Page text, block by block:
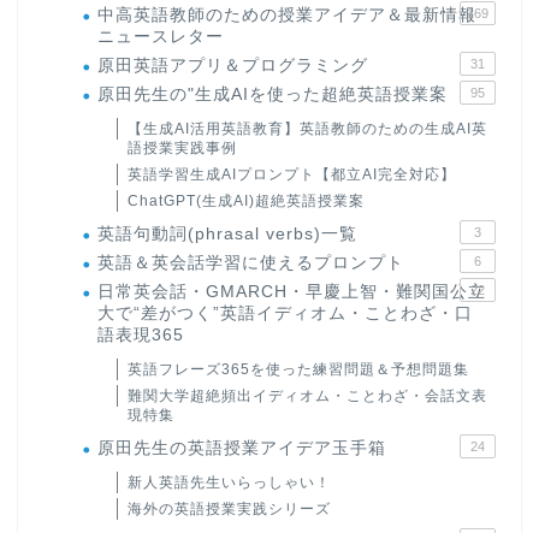
中高英語教師のための授業アイデア＆最新情報
ニュースレター
169
原田英語アプリ＆プログラミング 31
原田先生の"生成AIを使った超絶英語授業案 95
【生成AI活用英語教育】英語教師のための生成AI英
語授業実践事例
英語学習生成AIプロンプト【都立AI完全対応】
ChatGPT(生成AI)超絶英語授業案
英語句動詞(phrasal verbs)一覧 3
英語＆英会話学習に使えるプロンプト 6
日常英会話・GMARCH・早慶上智・難関国公立
大で“差がつく”英語イディオム・ことわざ・口
語表現365
22
英語フレーズ365を使った練習問題＆予想問題集
難関大学超絶頻出イディオム・ことわざ・会話文表
現特集
原田先生の英語授業アイデア玉手箱 24
新人英語先生いらっしゃい！
海外の英語授業実践シリーズ